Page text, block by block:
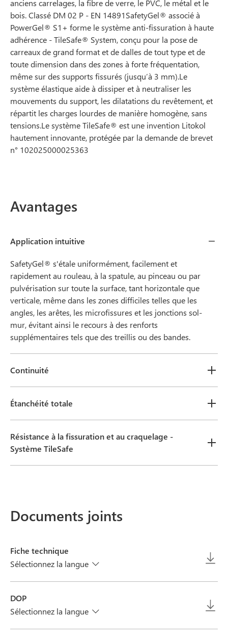
anciens carrelages, la fibre de verre, le PVC, le métal et le
bois. Classé DM 02 P - EN 14891SafetyGel® associé à
PowerGel® S1+ forme le système anti-fissuration à haute
adhérence - TileSafe® System, conçu pour la pose de
carreaux de grand format et de dalles de tout type et de
toute dimension dans des zones à forte fréquentation,
même sur des supports fissurés (jusqu’à 3 mm).Le
système élastique aide à dissiper et à neutraliser les
mouvements du support, les dilatations du revêtement, et
répartit les charges lourdes de manière homogène, sans
tensions.Le système TileSafe® est une invention Litokol
hautement innovante, protégée par la demande de brevet
n° 102025000025363
Avantages
Application intuitive
SafetyGel® s'étale uniformément, facilement et
rapidement au rouleau, à la spatule, au pinceau ou par
pulvérisation sur toute la surface, tant horizontale que
verticale, même dans les zones difficiles telles que les
angles, les arêtes, les microfissures et les jonctions sol-
mur, évitant ainsi le recours à des renforts
supplémentaires tels que des treillis ou des bandes.
Continuité
Étanchéité totale
Résistance à la fissuration et au craquelage -
Système TileSafe
Documents joints
Fiche technique
Sélectionnez la langue
DOP
Sélectionnez la langue